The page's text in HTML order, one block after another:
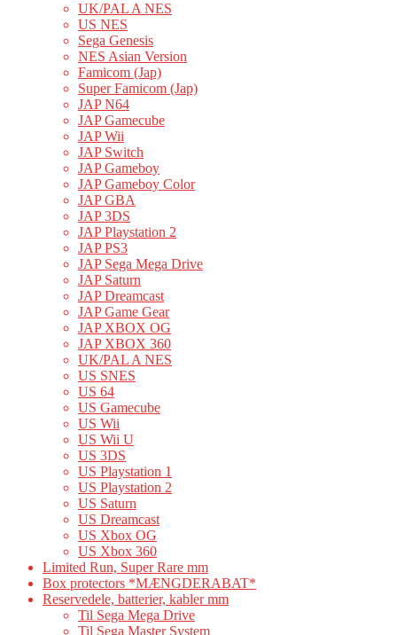
UK/PAL A NES
US NES
Sega Genesis
NES Asian Version
Famicom (Jap)
Super Famicom (Jap)
JAP N64
JAP Gamecube
JAP Wii
JAP Switch
JAP Gameboy
JAP Gameboy Color
JAP GBA
JAP 3DS
JAP Playstation 2
JAP PS3
JAP Sega Mega Drive
JAP Saturn
JAP Dreamcast
JAP Game Gear
JAP XBOX OG
JAP XBOX 360
UK/PAL A NES
US SNES
US 64
US Gamecube
US Wii
US Wii U
US 3DS
US Playstation 1
US Playstation 2
US Saturn
US Dreamcast
US Xbox OG
US Xbox 360
Limited Run, Super Rare mm
Box protectors *MÆNGDERABAT*
Reservedele, batterier, kabler mm
Til Sega Mega Drive
Til Sega Master System